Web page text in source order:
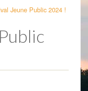
Jeune Public 2024 !